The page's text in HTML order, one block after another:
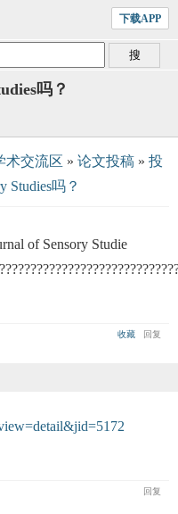
下载APP
吗？
术交流区 » 论文投稿 » 投
Studies吗？
of Sensory Studie
收藏 回复
回复